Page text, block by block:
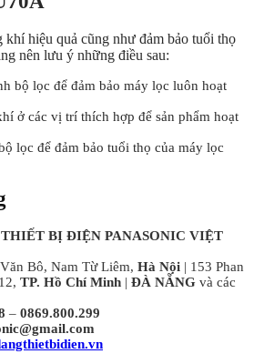
hiệu quả cũng như đảm bảo tuổi thọ
nên lưu ý những điều sau:
bộ lọc để đảm bảo máy lọc luôn hoạt
ở các vị trí thích hợp để sản phẩm hoạt
lọc để đảm bảo tuổi thọ của máy lọc
BỊ ĐIỆN PANASONIC VIỆT
Bô, Nam Từ Liêm, Hà Nội | 153 Phan
TP. Hồ Chí Minh | ĐÀ NẴNG và các
– 0869.800.299